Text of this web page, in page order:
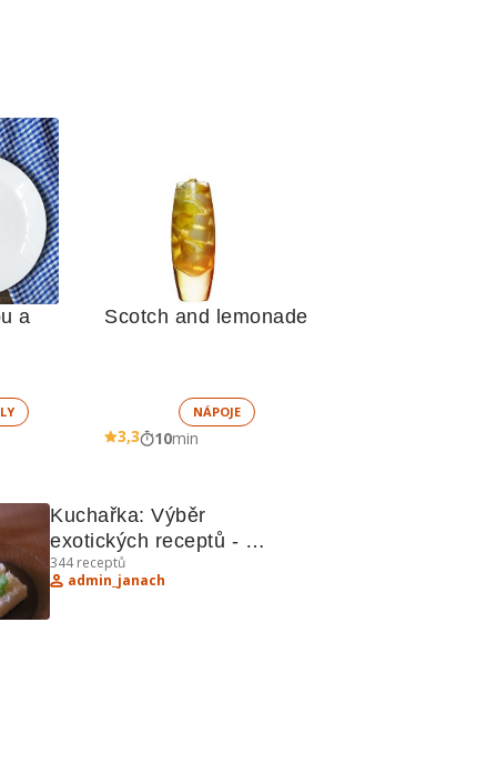
a
Scotch and lemonade
NÁPOJE
3,3 10min
Kuchařka: Výběr
exotických receptů -
Raffaello, čevabčiči, kapr,
cikánské řezy, vepřové
344receptů
admin_janach